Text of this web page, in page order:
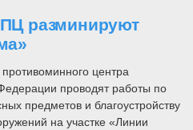
разминируют
центра
проводят работы по
предметов и благоустройству
на участке «Линии